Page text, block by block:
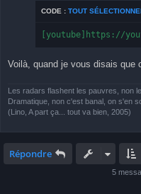
CODE : TOUT
[youtube]https://
Voilà, quand je vous disais que
Les radars flashent les pauvres, non
Dramatique, non c'est banal, on s'en
(Lino, A part ça... tout va bien, 2005)
Répondre
5